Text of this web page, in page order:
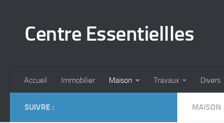
Centre Essentiellles
Accueil Immobilier Maison Travaux Divers
MAISON
SUIVRE :